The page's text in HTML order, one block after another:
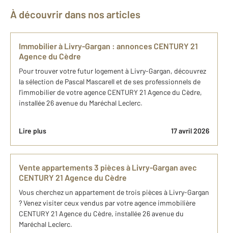
À découvrir dans nos articles
Immobilier à Livry-Gargan : annonces CENTURY 21
Agence du Cèdre
Pour trouver votre futur logement à Livry-Gargan, découvrez
la sélection de Pascal Mascarell et de ses professionnels de
l’immobilier de votre agence CENTURY 21 Agence du Cèdre,
installée 26 avenue du Maréchal Leclerc.
Lire plus 17 avril 2026
Vente appartements 3 pièces à Livry-Gargan avec
CENTURY 21 Agence du Cèdre
Vous cherchez un appartement de trois pièces à Livry-Gargan
? Venez visiter ceux vendus par votre agence immobilière
CENTURY 21 Agence du Cèdre, installée 26 avenue du
Maréchal Leclerc.